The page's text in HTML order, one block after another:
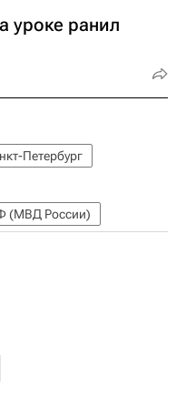
уроке ранил
Петербург
(МВД России)